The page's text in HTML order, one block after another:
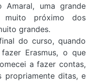
uma grande
muito próximo dos
grandes.
do curso, quando
Erasmus, o que
a fazer contas,
propriamente ditas, e